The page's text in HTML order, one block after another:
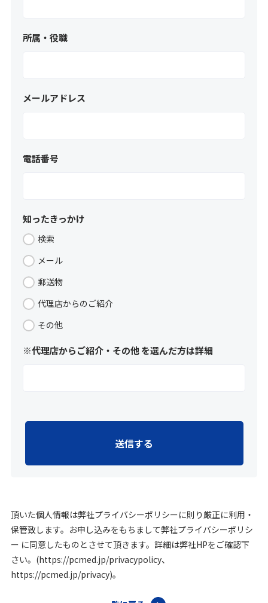
所属・役職
メールアドレス
電話番号
知ったきっかけ
検索
メール
郵送物
代理店からのご紹介
その他
※代理店からご紹介・その他 を選んだ方は詳細
頂いた個人情報は弊社プライバシーポリシーに則り厳正に利用・
保管致します。お申し込みをもちまして弊社プライバシーポリシ
ー に同意したものとさせて頂きます。詳細は弊社HPをご確認下
さい。(https://pcmed.jp/privacypolicy、
https://pcmed.jp/privacy)。